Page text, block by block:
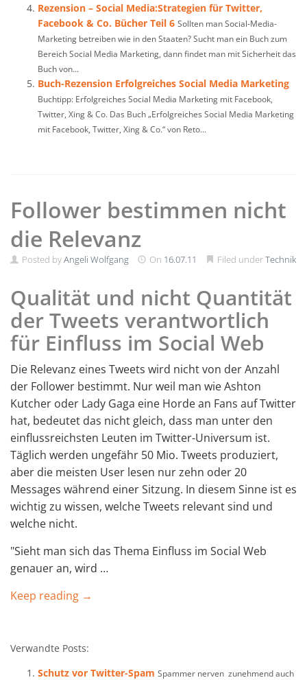
Rezension – Social Media:Strategien für Twitter,
Facebook & Co. Bücher Teil 6 Sollten man Social-Media-
Marketing betreiben wie in den Staaten? Sucht man ein Buch zum
Bereich Social Media Marketing, dann findet man mit Sicherheit das
Buch von...
Buch-Rezension Erfolgreiches Social Media Marketing
Buchtipp: Erfolgreiches Social Media Marketing mit Facebook,
Twitter, Xing & Co. Das Buch „Erfolgreiches Social Media Marketing
mit Facebook, Twitter, Xing & Co.“ von Reto...
Follower bestimmen nicht
die Relevanz
Posted byAngeli Wolfgang On 16.07.11 Filed underTechnik
Qualität und nicht Quantität
der Tweets verantwortlich
für Einfluss im Social Web
Die Relevanz eines Tweets wird nicht von der Anzahl
der Follower bestimmt. Nur weil man wie Ashton
Kutcher oder Lady Gaga eine Horde an Fans auf Twitter
hat, bedeutet das nicht gleich, dass man unter den
einflussreichsten Leuten im Twitter-Universum ist.
Täglich werden ungefähr 50 Mio. Tweets produziert,
aber die meisten User lesen nur zehn oder 20
Messages während einer Sitzung. In diesem Sinne ist es
wichtig zu wissen, welche Tweets relevant sind und
welche nicht.
"Sieht man sich das Thema Einfluss im Social Web
genauer an, wird …
Keep reading →
Verwandte Posts:
Schutz vor Twitter-Spam Spammer nerven zunehmend auch